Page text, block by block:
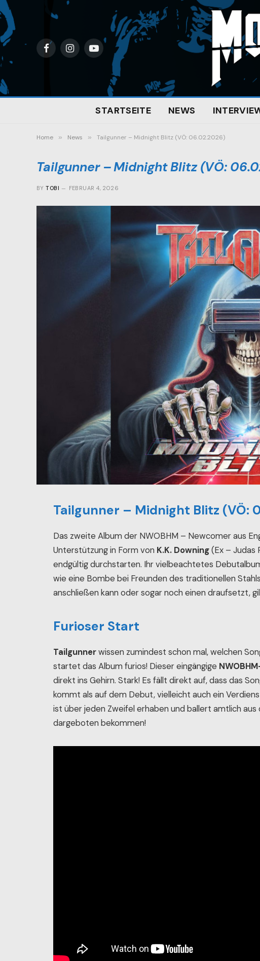
FacebookInstagramYouTube
STARTSEITE NEWS
Home » News » Tailgunner – Midnight Blitz (VÖ: 06.02.2026)
Tailgunner – Midnight Blitz (VÖ:
BY TOBI FEBRUAR 4, 2026
Tailgunner – Midnight Blitz (VÖ:
Das zweite Album der NWOBHM – Newcomer aus
Unterstützung in Form von K.K. Downing(Ex – Judas
endgültig durchstarten. Ihr vielbeachtetes
wie eine Bombe bei Freunden des traditionellen
anschließen kann oder sogar noch einen draufsetzt,
Furioser Start
Tailgunnerwissen zumindest schon mal, welchen
startet das Album furios! Dieser eingängige
direkt ins Gehirn. Stark! Es fällt direkt auf, dass das
kommt als auf dem Debut, vielleicht auch ein
ist über jeden Zweifel erhaben und ballert amtlich
dargeboten bekommen!